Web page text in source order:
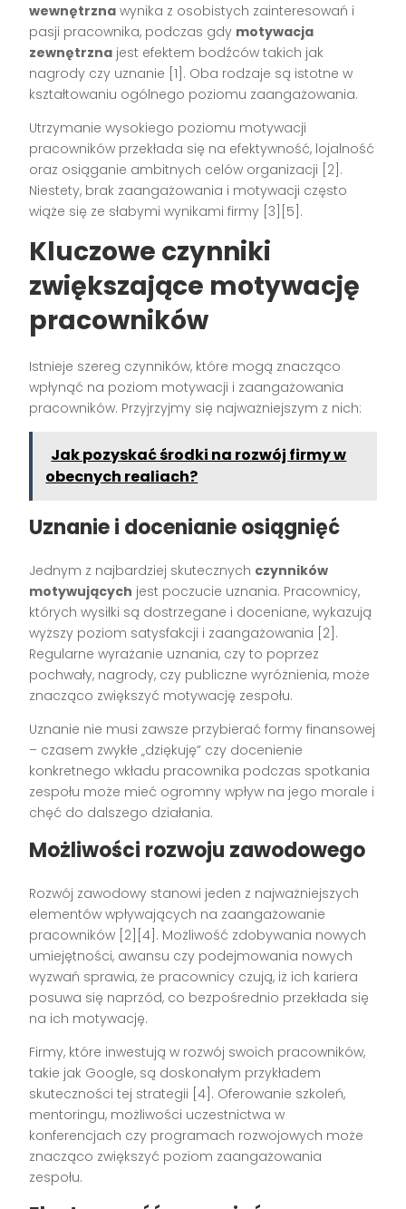
wewnętrzna wynika z osobistych zainteresowań i
pasji pracownika, podczas gdy motywacja
zewnętrzna jest efektem bodźców takich jak
nagrody czy uznanie [1]. Oba rodzaje są istotne w
kształtowaniu ogólnego poziomu zaangażowania.
Utrzymanie wysokiego poziomu motywacji
pracowników przekłada się na efektywność, lojalność
oraz osiąganie ambitnych celów organizacji [2].
Niestety, brak zaangażowania i motywacji często
wiąże się ze słabymi wynikami firmy [3][5].
Kluczowe czynniki
zwiększające motywację
pracowników
Istnieje szereg czynników, które mogą znacząco
wpłynąć na poziom motywacji i zaangażowania
pracowników. Przyjrzyjmy się najważniejszym z nich:
Jak pozyskać środki na rozwój firmy w
obecnych realiach?
Uznanie i docenianie osiągnięć
Jednym z najbardziej skutecznych czynników
motywujących jest poczucie uznania. Pracownicy,
których wysiłki są dostrzegane i doceniane, wykazują
wyższy poziom satysfakcji i zaangażowania [2].
Regularne wyrażanie uznania, czy to poprzez
pochwały, nagrody, czy publiczne wyróżnienia, może
znacząco zwiększyć motywację zespołu.
Uznanie nie musi zawsze przybierać formy finansowej
– czasem zwykłe „dziękuję” czy docenienie
konkretnego wkładu pracownika podczas spotkania
zespołu może mieć ogromny wpływ na jego morale i
chęć do dalszego działania.
Możliwości rozwoju zawodowego
Rozwój zawodowy stanowi jeden z najważniejszych
elementów wpływających na zaangażowanie
pracowników [2][4]. Możliwość zdobywania nowych
umiejętności, awansu czy podejmowania nowych
wyzwań sprawia, że pracownicy czują, iż ich kariera
posuwa się naprzód, co bezpośrednio przekłada się
na ich motywację.
Firmy, które inwestują w rozwój swoich pracowników,
takie jak Google, są doskonałym przykładem
skuteczności tej strategii [4]. Oferowanie szkoleń,
mentoringu, możliwości uczestnictwa w
konferencjach czy programach rozwojowych może
znacząco zwiększyć poziom zaangażowania
zespołu.